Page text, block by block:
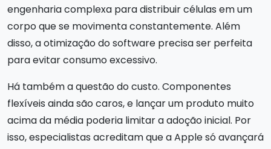
engenharia complexa para distribuir células em um
corpo que se movimenta constantemente. Além
disso, a otimização do software precisa ser perfeita
para evitar consumo excessivo.
Há também a questão do custo. Componentes
flexíveis ainda são caros, e lançar um produto muito
acima da média poderia limitar a adoção inicial. Por
isso, especialistas acreditam que a Apple só avançará